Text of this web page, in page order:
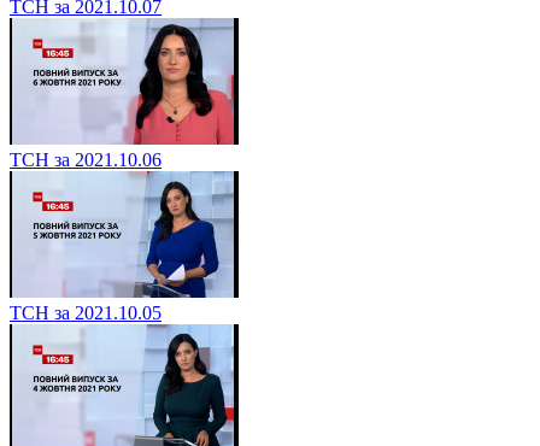
ТСН за 2021.10.07
ТСН за 2021.10.06
ТСН за 2021.10.05